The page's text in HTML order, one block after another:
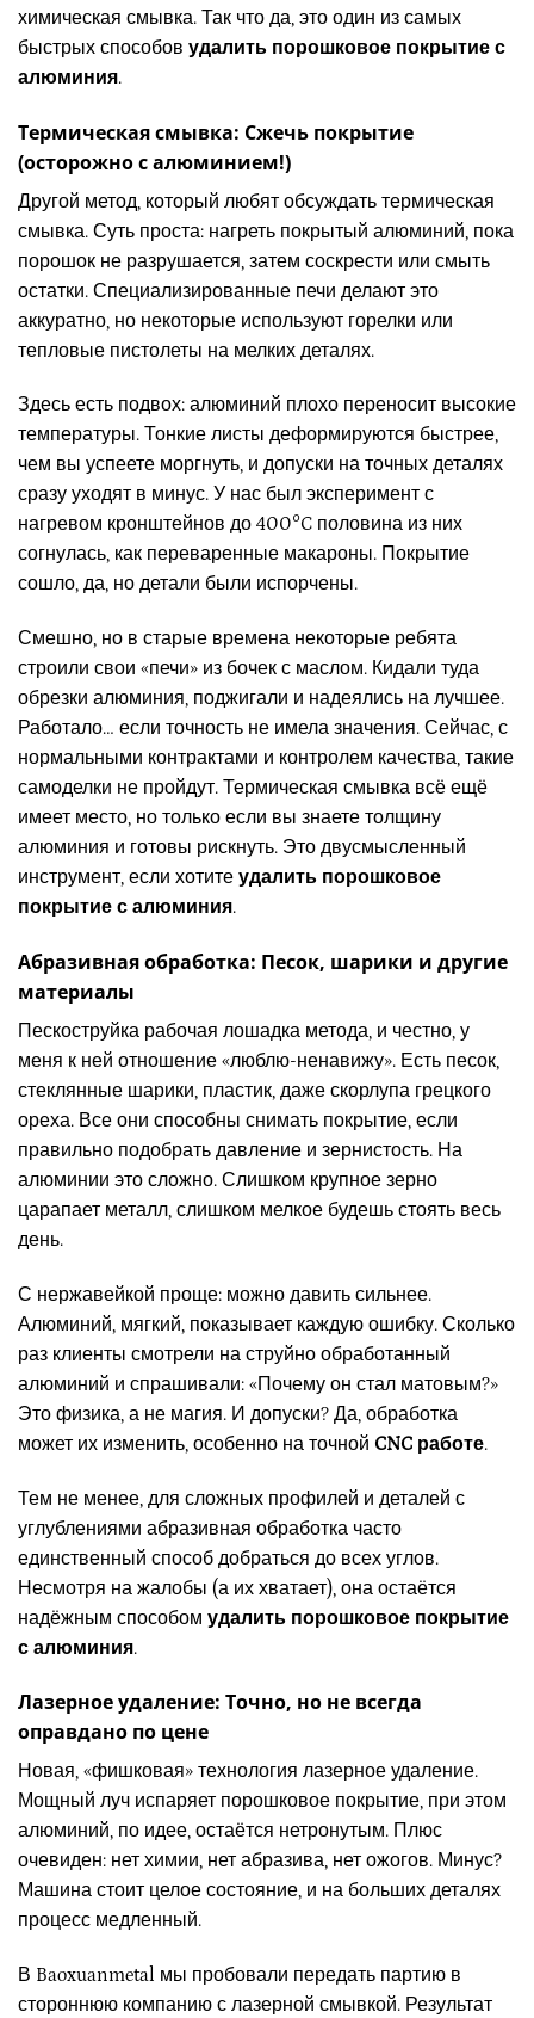
химическая смывка. Так что да, это один из самых
быстрых способов удалить порошковое покрытие с
алюминия.
Термическая смывка: Сжечь покрытие
(осторожно с алюминием!)
Другой метод, который любят обсуждать термическая
смывка. Суть проста: нагреть покрытый алюминий, пока
порошок не разрушается, затем соскрести или смыть
остатки. Специализированные печи делают это
аккуратно, но некоторые используют горелки или
тепловые пистолеты на мелких деталях.
Здесь есть подвох: алюминий плохо переносит высокие
температуры. Тонкие листы деформируются быстрее,
чем вы успеете моргнуть, и допуски на точных деталях
сразу уходят в минус. У нас был эксперимент с
нагревом кронштейнов до 400°C половина из них
согнулась, как переваренные макароны. Покрытие
сошло, да, но детали были испорчены.
Смешно, но в старые времена некоторые ребята
строили свои «печи» из бочек с маслом. Кидали туда
обрезки алюминия, поджигали и надеялись на лучшее.
Работало… если точность не имела значения. Сейчас, с
нормальными контрактами и контролем качества, такие
самоделки не пройдут. Термическая смывка всё ещё
имеет место, но только если вы знаете толщину
алюминия и готовы рискнуть. Это двусмысленный
инструмент, если хотите удалить порошковое
покрытие с алюминия.
Абразивная обработка: Песок, шарики и другие
материалы
Пескоструйка рабочая лошадка метода, и честно, у
меня к ней отношение «люблю-ненавижу». Есть песок,
стеклянные шарики, пластик, даже скорлупа грецкого
ореха. Все они способны снимать покрытие, если
правильно подобрать давление и зернистость. На
алюминии это сложно. Слишком крупное зерно
царапает металл, слишком мелкое будешь стоять весь
день.
С нержавейкой проще: можно давить сильнее.
Алюминий, мягкий, показывает каждую ошибку. Сколько
раз клиенты смотрели на струйно обработанный
алюминий и спрашивали: «Почему он стал матовым?»
Это физика, а не магия. И допуски? Да, обработка
может их изменить, особенно на точной CNC работе.
Тем не менее, для сложных профилей и деталей с
углублениями абразивная обработка часто
единственный способ добраться до всех углов.
Несмотря на жалобы (а их хватает), она остаётся
надёжным способом удалить порошковое покрытие
с алюминия.
Лазерное удаление: Точно, но не всегда
оправдано по цене
Новая, «фишковая» технология лазерное удаление.
Мощный луч испаряет порошковое покрытие, при этом
алюминий, по идее, остаётся нетронутым. Плюс
очевиден: нет химии, нет абразива, нет ожогов. Минус?
Машина стоит целое состояние, и на больших деталях
процесс медленный.
В Baoxuanmetal мы пробовали передать партию в
стороннюю компанию с лазерной смывкой. Результат